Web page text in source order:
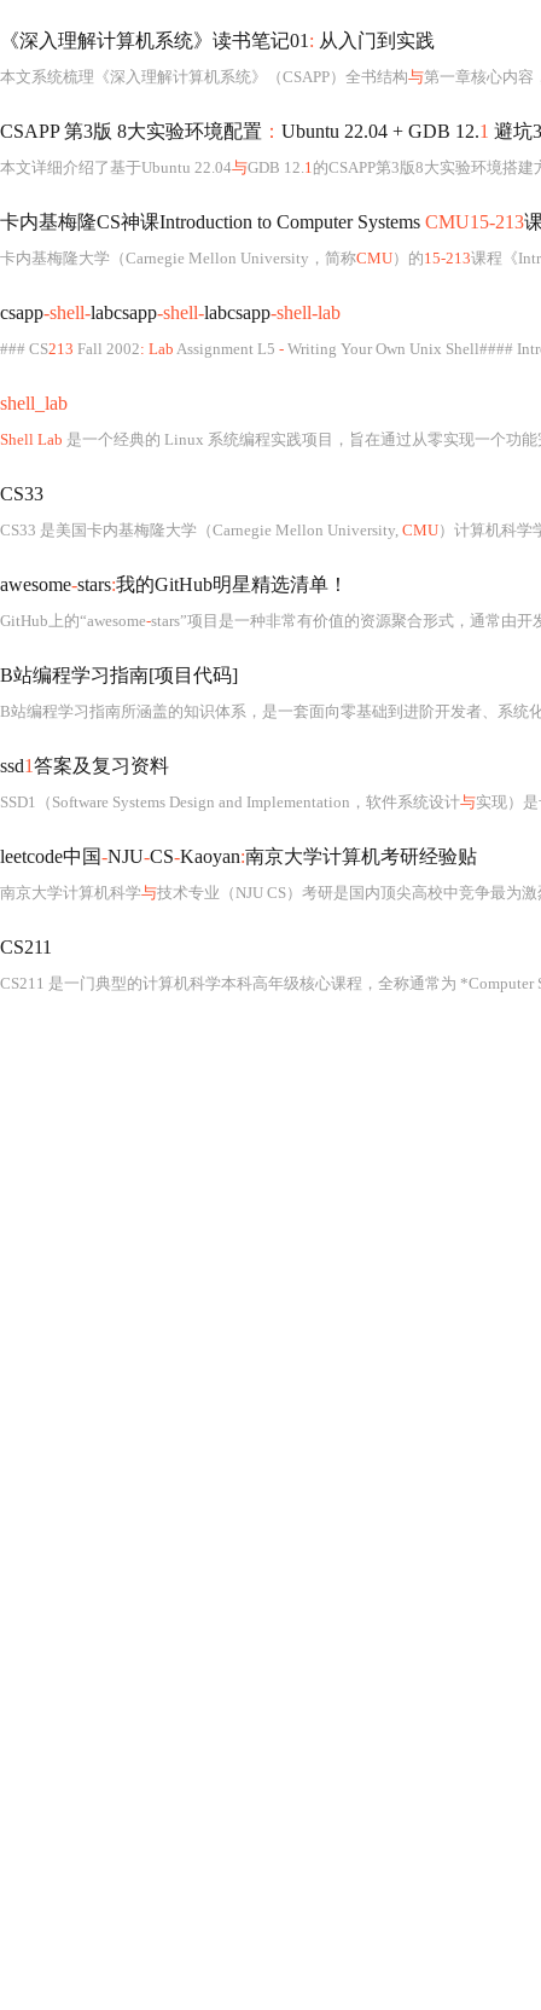
《深入理解计算机系统》读书笔记01 : 从入门到实践
本文系统梳理《深入理解计算机系统》（CSAPP）全书结构与第一章核心内容，涵盖程序生命周期、编译系统四阶段、大端/
CSAPP 第3版 8大实验环境配置 ： Ubuntu 22.04 + GDB 12.1 避坑
本文详细介绍了基于Ubuntu 22.04与GDB 12.1的CSAPP第3版8大实验环境搭建方法，涵盖系统安装、开发工具链配置、GDB深度优
卡内基梅隆CS神课Introduction to Computer Systems CMU15-213
卡内基梅隆大学（Carnegie Mellon University，简称CMU）的15-213课程《Introduction to Computer Systems》（ICS，中文常译为“计算机系统导论”）被广泛认为是全球
csapp-shell-labcsapp-shell-labcsapp-shell-lab
### CS213 Fall 2002: Lab Assignment L5 - Writing Your Own Unix Shell####
shell_lab
Shell Lab 是一个经典的 Linux 系统编程实践项目，旨在通过从零实现一个功
CS33
CS33 是美国卡内基梅隆大学（Carnegie Mellon University, CMU）计算机科学学院开设的一门经典本科
awesome-stars:我的GitHub明星精选清单！
GitHub上的“awesome-stars”项目是一种非常有价值的资源聚合形式，通常由开发者在长期使用和探索开源社区的过程中积累而成。标题“我的GitHub明星精选清单！”表明这是一个个人收藏夹性质的仓库，记录了作者在GitHub上标记为“star”的一系列高质量、有影响力的开源项目。这种清单不仅反映了创建者的技术兴趣和技术栈偏好，也成为了其他开发者寻找优秀工具、学习资源和最佳实践的重要参考。从描述中可以看出，该
B站编程学习指南[项目代码]
ssd1答案及复习资料
SSD1（Software Systems Design and Implementation，软件系统设计与实现）
leetcode中国-NJU-CS-Kaoyan:南京大学计算机考研经验贴
南京大学计算机科学与技术专业（NJU CS）考研是国内顶尖高校中竞争最为激烈、选拔机制最具特色、笔试权重
CS211